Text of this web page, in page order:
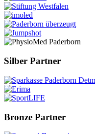
Silber Partner
Bronze Partner